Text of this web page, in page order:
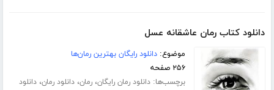
دانلود کتاب رمان عاشقانه عسل
موضوع:دانلود رایگان بهترین رمان‌ها
۲۵۶ صفحه
برچسب‌ها:دانلود رمان رایگان،رمان،دانلود رمان،دانلود